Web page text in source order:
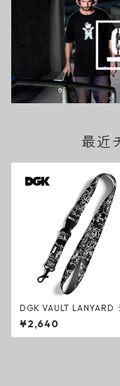
最近
DGK VAULT LANYARD
ード BLACK ファッショ
ックストラップ スケート
ド
¥2,640